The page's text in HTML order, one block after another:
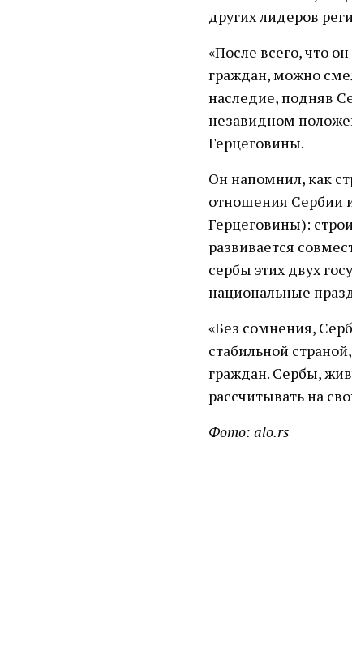
других лидеров
«После всего, что
граждан, можно
наследие, подняв
незавидном
Герцеговины.
Он напомнил, как
отношения Сербии
Герцеговины):
развивается
сербы этих двух
национальные
«Без сомнения,
стабильной
граждан. Сербы,
рассчитывать на
Фото: alo.rs